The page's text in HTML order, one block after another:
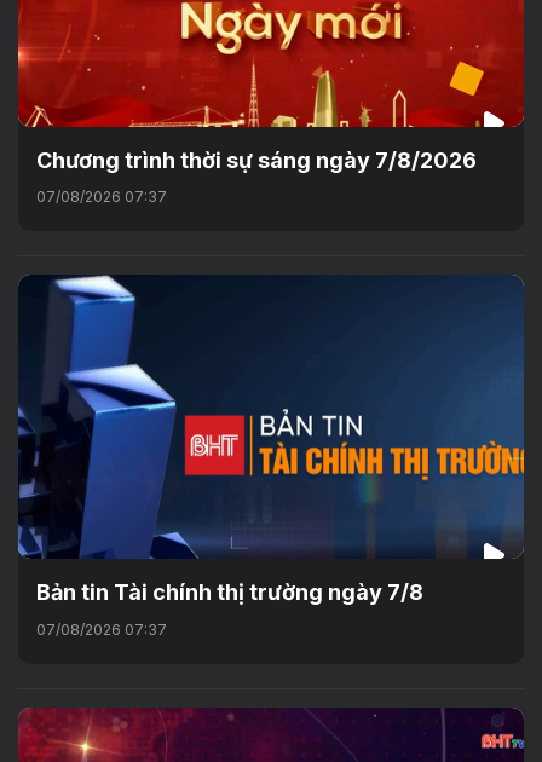
Chương trình thời sự sáng ngày 7/8/2026
07/08/2026 07:37
Bản tin Tài chính thị trường ngày 7/8
07/08/2026 07:37